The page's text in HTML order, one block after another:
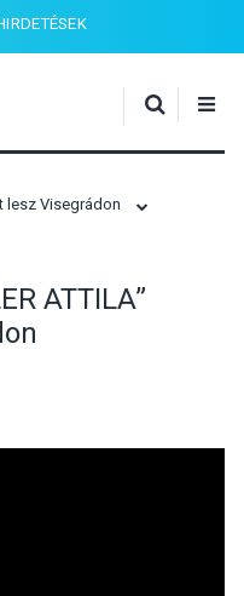
lesz Visegrádon
ATTILA”